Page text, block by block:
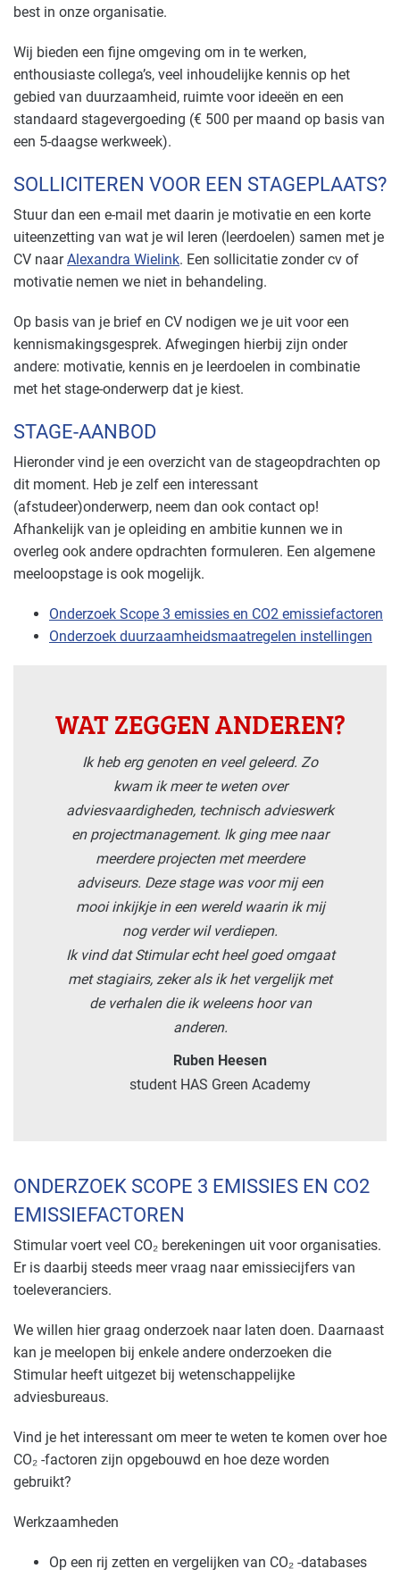
best in onze organisatie.
Wij bieden een fijne omgeving om in te werken,
enthousiaste collega’s, veel inhoudelijke kennis op het
gebied van duurzaamheid, ruimte voor ideeën en een
standaard stagevergoeding (€ 500 per maand op basis van
een 5-daagse werkweek).
SOLLICITEREN VOOR EEN STAGEPLAATS?
Stuur dan een e-mail met daarin je motivatie en een korte
uiteenzetting van wat je wil leren (leerdoelen) samen met je
CV naarAlexandra Wielink. Een sollicitatie zonder cv of
motivatie nemen we niet in behandeling.
Op basis van je brief en CV nodigen we je uit voor een
kennismakingsgesprek. Afwegingen hierbij zijn onder
andere: motivatie, kennis en je leerdoelen in combinatie
met het stage-onderwerp dat je kiest.
STAGE-AANBOD
Hieronder vind je een overzicht van de stageopdrachten op
dit moment. Heb je zelf een interessant
(afstudeer)onderwerp, neem dan ook contact op!
Afhankelijk van je opleiding en ambitie kunnen we in
overleg ook andere opdrachten formuleren. Een algemene
meeloopstage is ook mogelijk.
Onderzoek Scope 3 emissies en CO2 emissiefactoren
Onderzoek duurzaamheidsmaatregelen instellingen
WAT ZEGGEN ANDEREN?
Ik heb erg genoten en veel geleerd. Zo
kwam ik meer te weten over
adviesvaardigheden, technisch advieswerk
en projectmanagement. Ik ging mee naar
meerdere projecten met meerdere
adviseurs. Deze stage was voor mij een
mooi inkijkje in een wereld waarin ik mij
nog verder wil verdiepen.
Ik vind dat Stimular echt heel goed omgaat
met stagiairs, zeker als ik het vergelijk met
de verhalen die ik weleens hoor van
anderen.
Ruben Heesen
student HAS Green Academy
ONDERZOEK SCOPE 3 EMISSIES EN CO2
EMISSIEFACTOREN
Stimular voert veel CO₂ berekeningen uit voor organisaties.
Er is daarbij steeds meer vraag naar emissiecijfers van
toeleveranciers.
We willen hier graag onderzoek naar laten doen. Daarnaast
kan je meelopen bij enkele andere onderzoeken die
Stimular heeft uitgezet bij wetenschappelijke
adviesbureaus.
Vind je het interessant om meer te weten te komen over hoe
CO₂ -factoren zijn opgebouwd en hoe deze worden
gebruikt?
Werkzaamheden
Op een rij zetten en vergelijken van CO₂ -databases